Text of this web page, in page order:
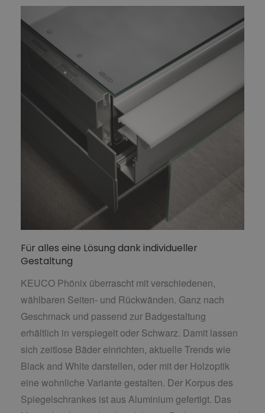
Für alles eine Lösung dank individueller
Gestaltung
KEUCO Phönix überrascht mit verschiedenen,
wählbaren Seiten- und Rückwänden. Ganz nach
Geschmack und passend zur Badgestaltung
erhältlich in verspiegelt oder Schwarz. Damit lassen
sich zeitlose Bäder einrichten, aktuelle Trends wie
Black and White darstellen, oder mit der Holzoptik
eine wohnliche Variante gestalten. Der Korpus des
Spiegelschrankes ist aus Aluminium gefertigt. Das